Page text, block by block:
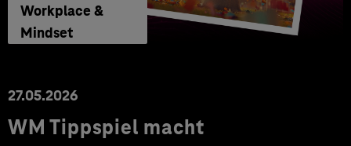
Workplace &
Mindset
27.05.2026
WM Tippspiel macht